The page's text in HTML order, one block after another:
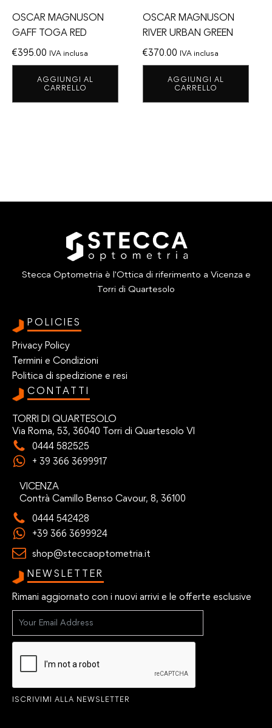
OSCAR MAGNUSON
GAFF TOGA RED
€395.00 IVA inclusa
AGGIUNGI AL
CARRELLO
OSCAR MAGNUSON
RIVER URBAN GREEN
€370.00 IVA inclusa
AGGIUNGI AL
CARRELLO
Stecca Optometria è l'Ottica di riferimento a Vicenza e
Torri di Quartesolo
POLICIES
Privacy Policy
Termini e Condizioni
Politica di spedizione e resi
CONTATTI
TORRI DI QUARTESOLO
Via Roma, 53, 36040 Torri di Quartesolo VI
0444 582525
+ 39 366 3699917
VICENZA
Contrà Camillo Benso Cavour, 8, 36100
0444 542428
+39 366 3699924
shop@steccaoptometria.it
NEWSLETTER
Rimani aggiornato con i nuovi arrivi e le offerte esclusive
ISCRIVIMI ALLA NEWSLETTER